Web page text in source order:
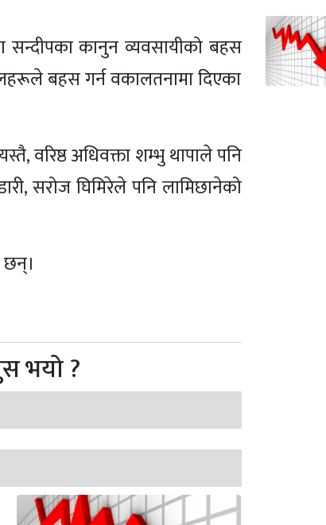
सन्दीपका कानुन व्यवसायीको बहस
बहस गर्न वकालतनामा दिएका
वरिष्ठ अधिवक्ता शम्भु थापाले पनि
सरोज घिमिरेले पनि लामिछानेको
भयो ?